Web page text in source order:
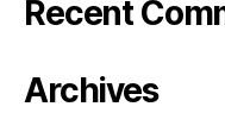
Recent
Archives